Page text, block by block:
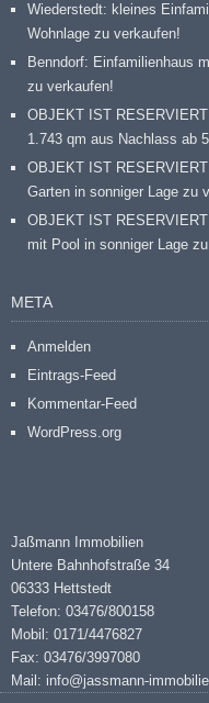
Wiederstedt: kleines
Wohnlage zu verkaufen!
Benndorf: Einfamilienhaus
zu verkaufen!
OBJEKT IST
1.743 qm aus Nachlass ab
OBJEKT IST
Garten in sonniger Lage zu
OBJEKT IST
mit Pool in sonniger Lage
META
Anmelden
Eintrags-Feed
Kommentar-Feed
WordPress.org
Jaßmann Immobilien
Untere Bahnhofstraße 34
06333 Hettstedt
Telefon: 03476/800158
Mobil: 0171/4476827
Fax: 03476/3997080
Mail: info@jassmann-